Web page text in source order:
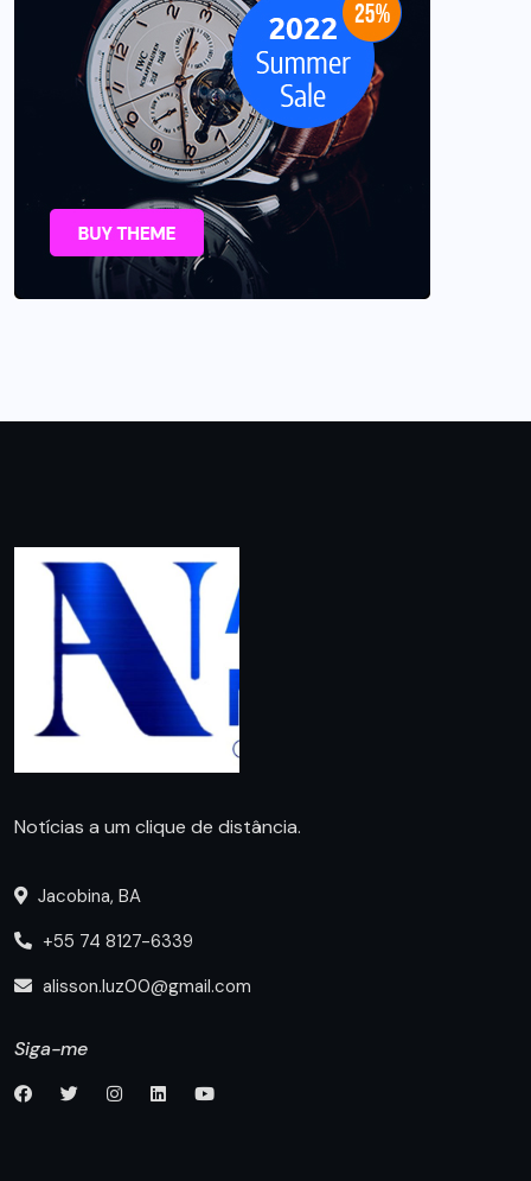
Notícias a um clique de distância.
Jacobina, BA
+55 74 8127-6339
alisson.luz00@gmail.com
Siga-me